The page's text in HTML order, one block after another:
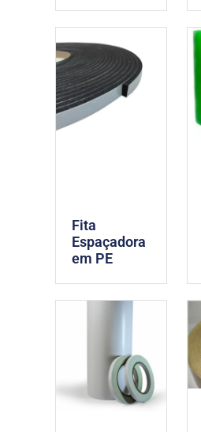
Fita
Espaçadora
em PE